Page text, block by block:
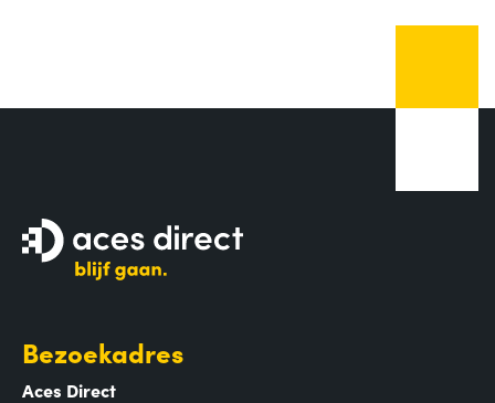
Bezoekadres
Aces Direct